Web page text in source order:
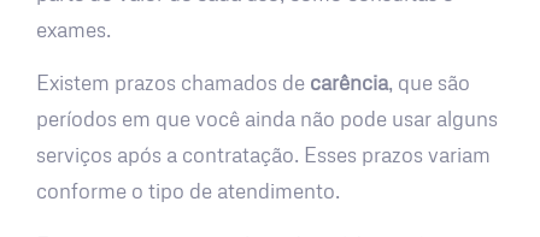
exames.
Existem prazos chamados de carência, que são
períodos em que você ainda não pode usar alguns
serviços após a contratação. Esses prazos variam
conforme o tipo de atendimento.